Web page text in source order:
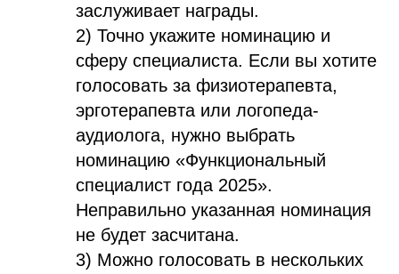
заслуживает награды.
2) Точно укажите номинацию и
сферу специалиста. Если вы хотите
голосовать за физиотерапевта,
эрготерапевта или логопеда-
аудиолога, нужно выбрать
номинацию «Функциональный
специалист года 2025».
Неправильно указанная номинация
не будет засчитана.
3) Можно голосовать в нескольких